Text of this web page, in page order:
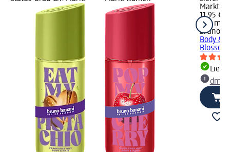
Markt
11,95 €
250 ml
bruno
Body &
dm